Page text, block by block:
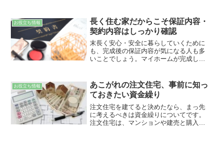
お役立ち情報
長く住む家だからこそ保証内容・
契約内容はしっかり確認
末長く安心・安全に暮らしていくために
も、完成後の保証内容が気になる人も多
いことでしょう。マイホームが完成して
ることができます。
お役立ち情報
あこがれの注文住宅、事前に知っ
ておきたい資金繰り
注文住宅を建てると決めたなら、まっ先
に考えるべきは資金繰りについてです。
注文住宅は、マンションや建売と購入の